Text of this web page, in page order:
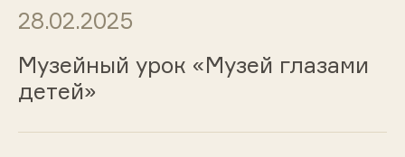
28.02.2025
Музейный урок «Музей глазами
детей»